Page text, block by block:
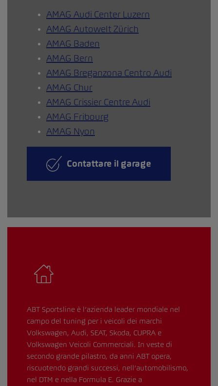
AMAG Audi Center Luzern
AMAG Autowelt Zürich
AMAG Baden
AMAG Bern
AMAG Breganzona Centro Audi
AMAG Chur
AMAG Crissier Centre Audi
AMAG Fribourg
AMAG Nyon
Contattare il garage
ABT Sportsline è l’azienda leader mondiale nel
campo del tuning per i veicoli dei marchi
Volkswagen, Audi, SEAT, Skoda, CUPRA e
Volkswagen Veicoli Commerciali. In veste di
secondo grande pilastro, da anni ABT opera,
riscuotendo grandi successi, nell’automobilismo,
nel DTM e nella Formula E. Grazie a